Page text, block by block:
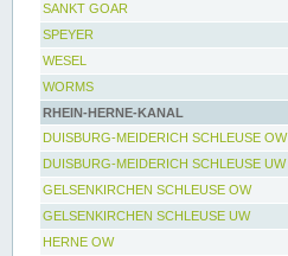
SANKT GOAR
SPEYER
WESEL
WORMS
RHEIN-HERNE-KANAL
DUISBURG-MEIDERICH SCHLEUSE OW
DUISBURG-MEIDERICH SCHLEUSE UW
GELSENKIRCHEN SCHLEUSE OW
GELSENKIRCHEN SCHLEUSE UW
HERNE OW